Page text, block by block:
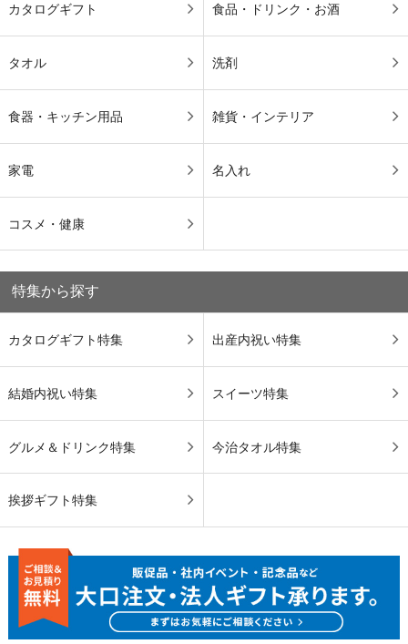
カタログギフト 食品・ドリンク・お酒
タオル 洗剤
食器・キッチン用品 雑貨・インテリア
家電 名入れ
コスメ・健康
特集から探す
カタログギフト特集 出産内祝い特集
結婚内祝い特集 スイーツ特集
グルメ＆ドリンク特集 今治タオル特集
挨拶ギフト特集